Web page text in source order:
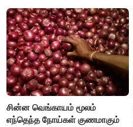
பொறுப்புகளை ஒப்படைப்பதில்
கவனம் தேவை..!
சின்ன வெங்காயம் மூலம்
எந்தெந்த நோய்கள் குணமாகும்